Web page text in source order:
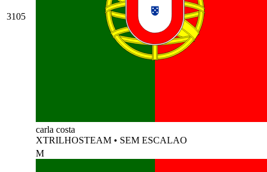
3105
carla costa
XTRILHOSTEAM • SEM ESCALAO
M